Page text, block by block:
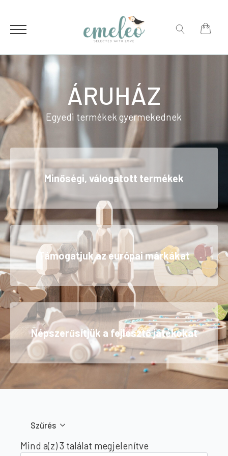
ÁRUHÁZ
Egyedi termékek gyermekednek
Minőségi, válogatott termékek
Támogatjuk az európai márkákat
Népszerűsítjük a fejlesztő játékokat
Szűrés
Mind a(z) 3 találat megjelenítve